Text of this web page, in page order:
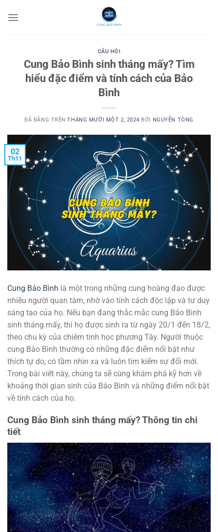
đến
CÂU HỎI
Cung Bảo Bình sinh tháng mấy? Tìm
hiểu đặc điểm và tính cách của Bảo
Bình
ĐÃ ĐĂNG TRÊNTHÁNG MƯỜI MỘT 2, 2024 BỞI NGUYỄN TÒNG
02
Th11
Cung Bảo Bình là một trong những cung hoàng đạo được
nhiều người quan tâm, nhờ vào tính cách độc lập và tư duy
sáng tạo của họ. Nếu bạn đang thắc mắc cung Bảo Bình
sinh tháng mấy, thì họ được sinh ra từ ngày 20/1 đến 18/2,
theo chu kỳ của chiêm tinh học phương Tây. Người thuộc
cung Bảo Bình thường có những đặc điểm nổi bật như
thích tự do, có tầm nhìn xa và luôn tìm kiếm sự đổi mới.
Trong bài viết này, chúng ta sẽ cùng khám phá kỹ hơn về
khoảng thời gian sinh của Bảo Bình và những điểm nổi bật
về tính cách của họ.
Cung Bảo Bình sinh tháng mấy? Thông tin chi
tiết